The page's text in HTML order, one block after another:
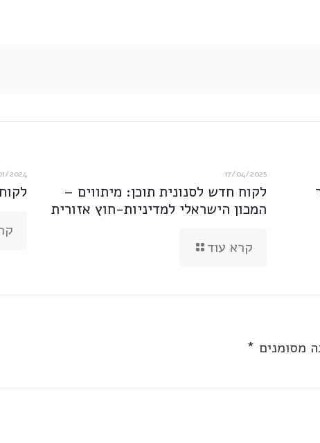
17/04/2025
לקוח חדש לסנונית תוכן: מיתווים –
המכון הישראלי למדיניות-חוץ אזורית
קרא עוד
2024
מסומנים *